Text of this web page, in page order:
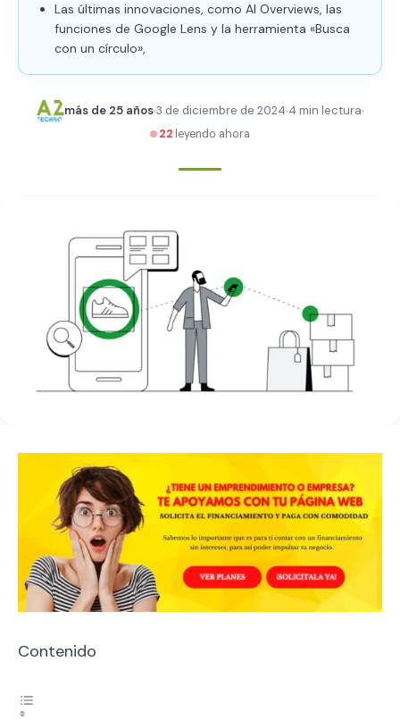
Las últimas innovaciones, como AI Overviews, las
funciones de Google Lens y la herramienta «Busca
con un círculo»,
más de 25 años3 de diciembre de 2024 4 min lectura
22 leyendo ahora
Contenido